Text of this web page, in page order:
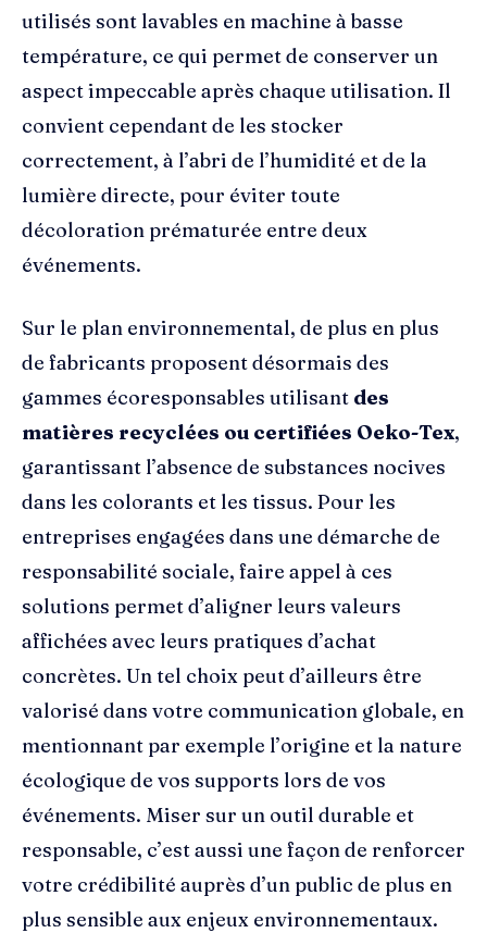
utilisés sont lavables en machine à basse
température, ce qui permet de conserver un
aspect impeccable après chaque utilisation. Il
convient cependant de les stocker
correctement, à l’abri de l’humidité et de la
lumière directe, pour éviter toute
décoloration prématurée entre deux
événements.
Sur le plan environnemental, de plus en plus
de fabricants proposent désormais des
gammes écoresponsables utilisant des
matières recyclées ou certifiées Oeko-Tex,
garantissant l’absence de substances nocives
dans les colorants et les tissus. Pour les
entreprises engagées dans une démarche de
responsabilité sociale, faire appel à ces
solutions permet d’aligner leurs valeurs
affichées avec leurs pratiques d’achat
concrètes. Un tel choix peut d’ailleurs être
valorisé dans votre communication globale, en
mentionnant par exemple l’origine et la nature
écologique de vos supports lors de vos
événements. Miser sur un outil durable et
responsable, c’est aussi une façon de renforcer
votre crédibilité auprès d’un public de plus en
plus sensible aux enjeux environnementaux.